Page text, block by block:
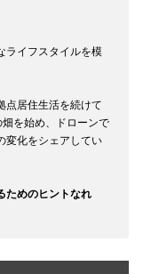
ライフスタイルを模
点居住生活を続けて
を始め、ドローンで
変化をシェアしてい
ためのヒントなれ